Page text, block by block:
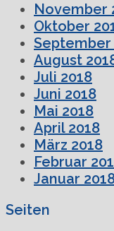
November
Oktober
September
August
Juli 2018
Juni 2018
Mai 2018
April 2018
März 2018
Februar
Januar
Seiten